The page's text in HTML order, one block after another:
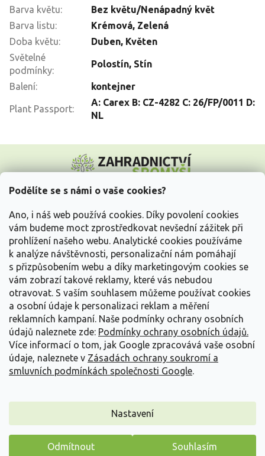
Podělíte se s námi o vaše cookies?
Ano, i náš web používá cookies. Díky povolení cookies
vám budeme moct zprostředkovat nevšední zážitek při
prohlížení našeho webu. Analytické cookies používáme
k analýze návštěvnosti, personalizační nám pomáhají
s přizpůsobením webu a díky marketingovým cookies se
vám zobrazí takové reklamy, které vás nebudou
otravovat. S vaším souhlasem můžeme používat cookies
a osobní údaje k personalizaci reklam a měření
reklamních kampaní. Naše podmínky ochrany osobních
údajů naleznete zde: Podmínky ochrany osobních údajů.
Více informací o tom, jak Google zpracovává vaše osobní
údaje, naleznete v Zásadách ochrany soukromí a
smluvních podmínkách společnosti Google.
Nastavení
Odmítnout Souhlasím
Barva květu:
Bez květu/Nenápadný květ
Barva listu: Krémová, Zelená
Doba květu: Duben, Květen
Světelné
podmínky:
Polostín, Stín
Balení: kontejner
Plant Passport:
A: Carex B: CZ-4282 C: 26/FP/0011 D:
NL
p
Vše o nákupu
Informace pro Vás
Kontakujte nás
Vytvořil Shoptet
Copyright 2026Zahradnictví Spomyšl. Všechna práva